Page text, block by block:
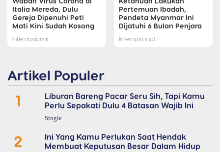
Italia Mereda, Dulu
Gereja Dipenuhi Peti
Mati Kini Sudah Kosong
Internasional
Pertemuan Ibadah,
Pendeta Myanmar Ini
Dijatuhi 6 Bulan Penjara
Internasional
Artikel Populer
1
Liburan Bareng Pacar Seru Sih, Tapi Kamu
Perlu Sepakati Dulu 4 Batasan Wajib Ini
Single
2
Ini Yang Kamu Perlukan Saat Hendak
Membuat Keputusan Besar Dalam Hidup